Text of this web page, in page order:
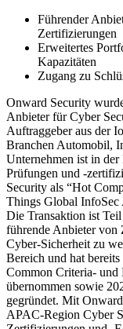
Führender
Zertifizierungen
Erweitertes
Kapazitäten
Zugang zu
Onward Security
Anbieter für Cyber
Auftraggeber aus der
Branchen Automobil,
Unternehmen ist in
Prüfungen und -
Security als “Hot
Things Global InfoSec
Die Transaktion ist
führende Anbieter von
Cyber-Sicherheit zu
Bereich und hat
Common Criteria- und
übernommen sowie
gegründet. Mit
APAC-Region Cyber